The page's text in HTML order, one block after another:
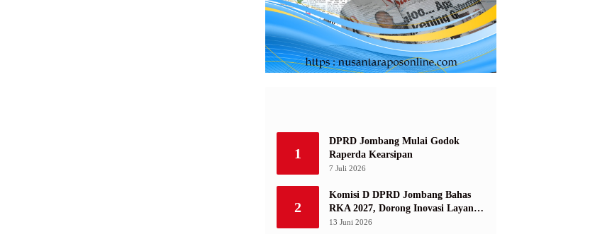
1
DPRD Jombang Mulai Godok
Raperda Kearsipan
7 Juli 2026
2
Komisi D DPRD Jombang Bahas
RKA 2027, Dorong Inovasi Layanan
Ketenagakerjaan Berbasis Desa
13 Juni 2026